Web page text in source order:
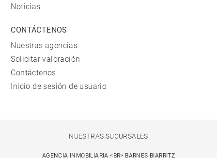
Noticias
CONTÁCTENOS
Nuestras agencias
Solicitar valoración
Contáctenos
Inicio de sesión de usuario
NUESTRAS SUCURSALES
AGENCIA INMOBILIARIA <BR> BARNES BIARRITZ